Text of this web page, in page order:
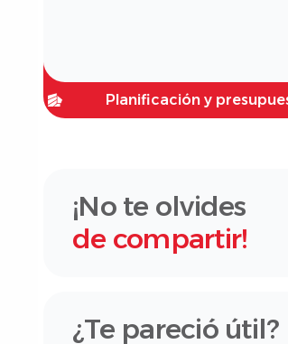
Planificación y presupuesto
¡No te olvides
de compartir!
¿Te pareció útil?